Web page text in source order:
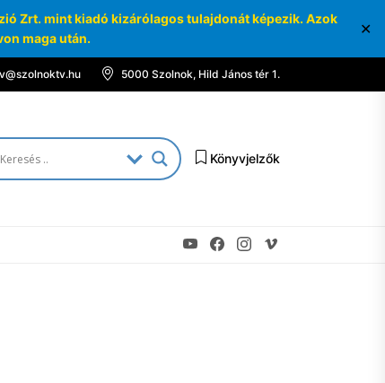
Zrt. mint kiadó kizárólagos tulajdonát képezik. Azok
maga után.
✕
5000 Szolnok, Hild János tér 1.
Könyvjelzők
YoutubeFacebook
Instagram
Vimeo